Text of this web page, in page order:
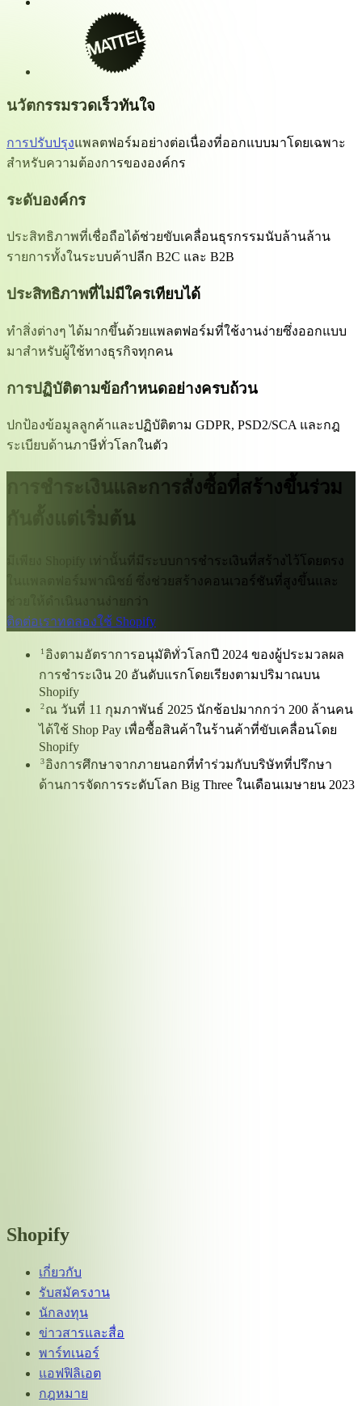
นวัตกรรมรวดเร็วทันใจ
การปรับปรุงแพลตฟอร์มอย่างต่อเนื่องที่ออกแบบมาโดยเฉพาะ
สำหรับความต้องการขององค์กร
ระดับองค์กร
ประสิทธิภาพที่เชื่อถือได้ช่วยขับเคลื่อนธุรกรรมนับล้านล้าน
รายการทั้งในระบบค้าปลีก B2C และ B2B
ประสิทธิภาพที่ไม่มีใครเทียบได้
ทำสิ่งต่างๆ ได้มากขึ้นด้วยแพลตฟอร์มที่ใช้งานง่ายซึ่งออกแบบ
มาสำหรับผู้ใช้ทางธุรกิจทุกคน
การปฏิบัติตามข้อกำหนดอย่างครบถ้วน
ปกป้องข้อมูลลูกค้าและปฏิบัติตาม GDPR, PSD2/SCA และกฎ
ระเบียบด้านภาษีทั่วโลกในตัว
การชำระเงินและการสั่งซื้อที่สร้างขึ้นร่วม
กันตั้งแต่เริ่มต้น
มีเพียง Shopify เท่านั้นที่มีระบบการชำระเงินที่สร้างไว้โดยตรง
ในแพลตฟอร์มพาณิชย์ ซึ่งช่วยสร้างคอนเวอร์ชันที่สูงขึ้นและ
ช่วยให้ดำเนินงานง่ายกว่า
ติดต่อเราทดลองใช้ Shopify
1 อิงตามอัตราการอนุมัติทั่วโลกปี 2024 ของผู้ประมวลผล
การชำระเงิน 20 อันดับแรกโดยเรียงตามปริมาณบน
Shopify
2 ณ วันที่ 11 กุมภาพันธ์ 2025 นักช้อปมากกว่า 200 ล้านคน
ได้ใช้ Shop Pay เพื่อซื้อสินค้าในร้านค้าที่ขับเคลื่อนโดย
Shopify
3 อิงการศึกษาจากภายนอกที่ทำร่วมกับบริษัทที่ปรึกษา
ด้านการจัดการระดับโลก Big Three ในเดือนเมษายน 2023
Shopify
เกี่ยวกับ
รับสมัครงาน
นักลงทุน
ข่าวสารและสื่อ
พาร์ทเนอร์
แอฟฟิลิเอต
กฎหมาย